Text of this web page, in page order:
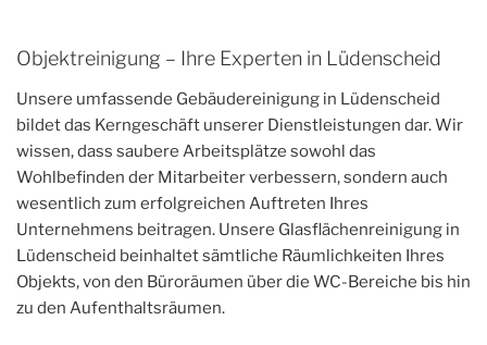
Objektreinigung – Ihre Experten in Lüdenscheid
Unsere umfassende Gebäudereinigung in Lüdenscheid
bildet das Kerngeschäft unserer Dienstleistungen dar. Wir
wissen, dass saubere Arbeitsplätze sowohl das
Wohlbefinden der Mitarbeiter verbessern, sondern auch
wesentlich zum erfolgreichen Auftreten Ihres
Unternehmens beitragen. Unsere Glasflächenreinigung in
Lüdenscheid beinhaltet sämtliche Räumlichkeiten Ihres
Objekts, von den Büroräumen über die WC-Bereiche bis hin
zu den Aufenthaltsräumen.